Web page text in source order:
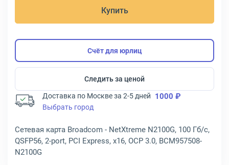
Купить
Счёт для юрлиц
Следить за ценой
Доставка по Москве за 2-5 дней 1000 ₽
Выбрать город
Сетевая карта Broadcom - NetXtreme N2100G, 100 Гб/с,
QSFP56, 2-port, PCI Express, x16, OCP 3.0, BCM957508-
N2100G